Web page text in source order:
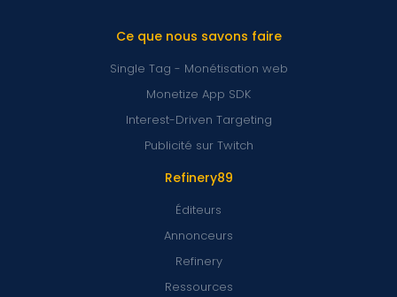
Refinery89
Éditeurs
Annonceurs
Refinery
Ressources
Ce que nous savons faire
Single Tag - Monétisation web
Monetize App SDK
Interest-Driven Targeting
Publicité sur Twitch